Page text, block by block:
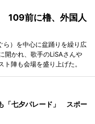
109前に櫓、外国人
ら）を中心に盆踊りを繰り広
開かれ、歌手のLiSAさんや
陣も会場を盛り上げた。
「七夕パレード」 スポー